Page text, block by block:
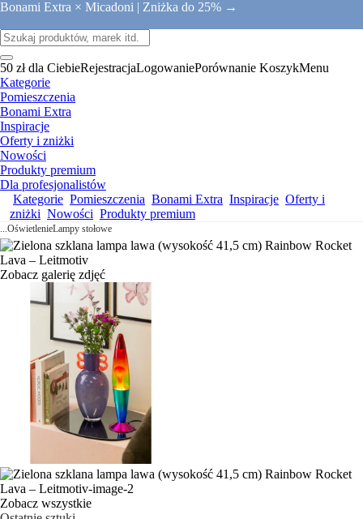
Bonami Extra × Micadoni | Zniżka do 25% →
50 zł dla CiebieRejestracjaLogowaniePorównanie KoszykMenu
Kategorie
Pomieszczenia
Bonami Extra
Inspiracje
Oferty i zniżki
Nowości
Produkty premium
Dla profesjonalistów
Kategorie Pomieszczenia Bonami Extra Inspiracje Oferty i
zniżki Nowości Produkty premium
...OświetlenieLampy stołowe
Zobacz galerię zdjęć
Zobacz wszystkie